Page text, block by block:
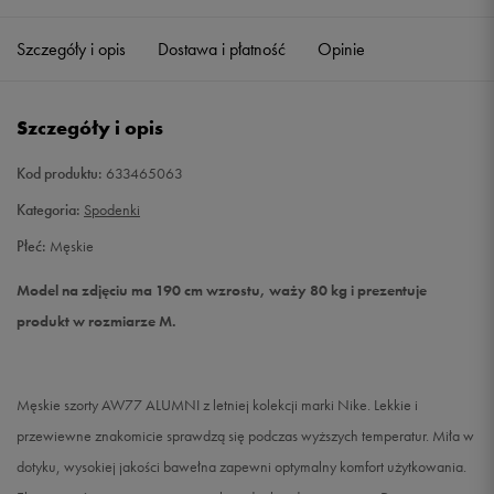
M Powiadom o dostępności
XXL Powiadom o dostępności
Szczegóły i opis Dostawa i płatność Opinie
Szczegóły i opis
Kod produktu: 633465063
Kategoria: Spodenki
Płeć: Męskie
Model na zdjęciu ma 190 cm wzrostu, waży 80 kg i prezentuje
produkt w rozmiarze M.
Męskie szorty AW77 ALUMNI z letniej kolekcji marki Nike. Lekkie i
przewiewne znakomicie sprawdzą się podczas wyższych temperatur. Miła w
dotyku, wysokiej jakości bawełna zapewni optymalny komfort użytkowania.